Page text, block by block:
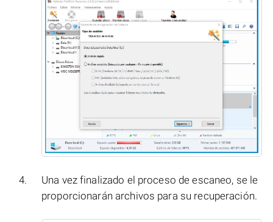
Una vez finalizado el proceso de escaneo, se le
proporcionarán archivos para su recuperación.